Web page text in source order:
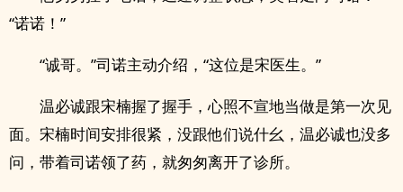
“诺诺！”
“诚哥。”司诺主动介绍，“这位是宋医生。”
温必诚跟宋楠握了握手，心照不宣地当做是第一次见
面。宋楠时间安排很紧，没跟他们说什幺，温必诚也没多
问，带着司诺领了药，就匆匆离开了诊所。